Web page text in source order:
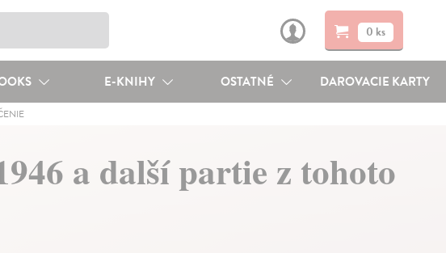
0 ks
E-KNIHY OSTATNÉ DAROVACIE KARTY
a další partie z tohoto